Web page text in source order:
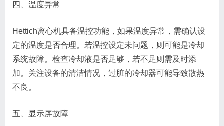
四、温度异常
Hettich离心机具备温控功能，如果温度异常，需确认设
定的温度是否合理。若温控设定未问题，则可能是冷却
系统故障。检查冷却液是否足够，若不足则需及时添
加。关注设备的清洁情况，过脏的冷却器可能导致散热
不良。
五、显示屏故障